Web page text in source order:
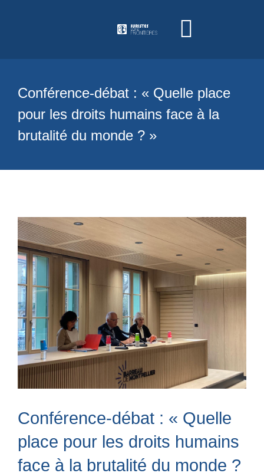
Toggle
L’ASSOCIATION
ACTIONS PASSÉES
ACTUALITÉS
CONTACT
Conférence-débat : « Quelle place
pour les droits humains face à la
brutalité du monde ? »
Conférence-débat : « Quelle
place pour les droits humains
face à la brutalité du monde ?